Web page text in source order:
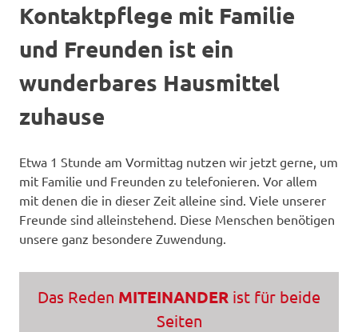
Kontaktpflege mit Familie
und Freunden ist ein
wunderbares Hausmittel
zuhause
Etwa 1 Stunde am Vormittag nutzen wir jetzt gerne, um
mit Familie und Freunden zu telefonieren. Vor allem
mit denen die in dieser Zeit alleine sind. Viele unserer
Freunde sind alleinstehend. Diese Menschen benötigen
unsere ganz besondere Zuwendung.
Das Reden MITEINANDER ist für beide
Seiten